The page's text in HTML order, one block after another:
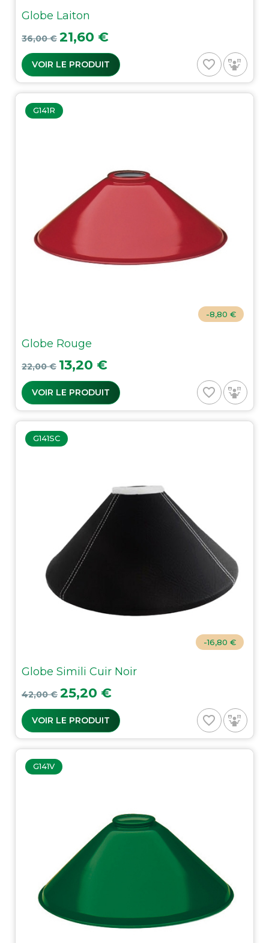
Globe Laiton
Prix de base
36,00 € Prix
21,60 €
VOIR LE PRODUIT favorite_border
G141R
-8,80 €
Globe Rouge
Prix de base
22,00 € Prix
13,20 €
VOIR LE PRODUIT favorite_border
G141SC
-16,80 €
Globe Simili Cuir Noir
Prix de base
42,00 € Prix
25,20 €
VOIR LE PRODUIT favorite_border
G141V